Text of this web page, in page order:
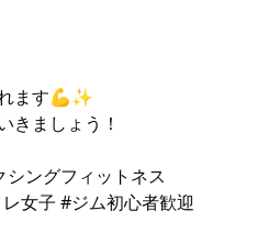
ます💪✨
きましょう！
ングフィットネス
女子 #ジム初心者歓迎